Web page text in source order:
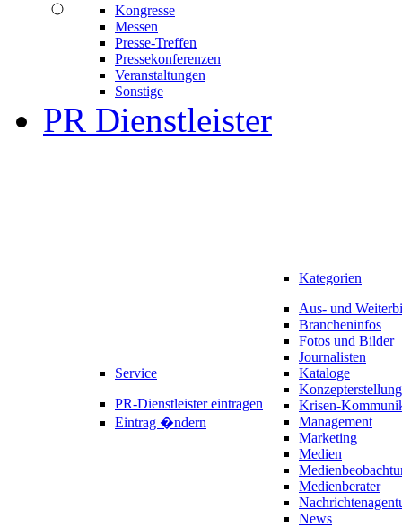
Kongresse
Messen
Presse-Treffen
Pressekonferenzen
Veranstaltungen
Sonstige
PR Dienstleister
Service
PR-Dienstleister eintragen
Eintrag �ndern
Kategorien
Aus- und
Brancheninfos
Fotos und Bilder
Journalisten
Kataloge
Konzepterstellung
Krisen-
Management
Marketing
Medien
Medienberater
News